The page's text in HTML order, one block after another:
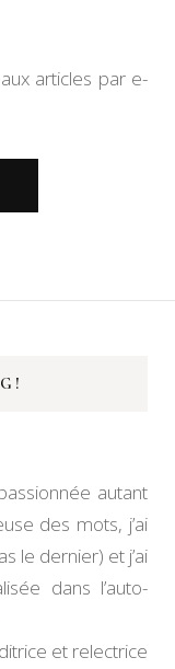
articles par e-
!
autant
des mots, j’ai
le dernier) et j’ai
dans l’auto-
et relectrice